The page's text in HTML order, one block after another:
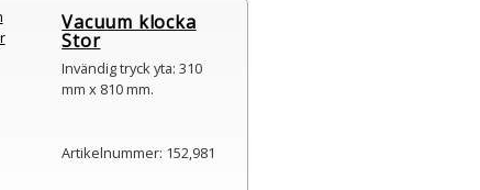
Vacuum klocka
Stor
Invändig tryck yta: 310
mm x 810 mm.
Artikelnummer: 152,981